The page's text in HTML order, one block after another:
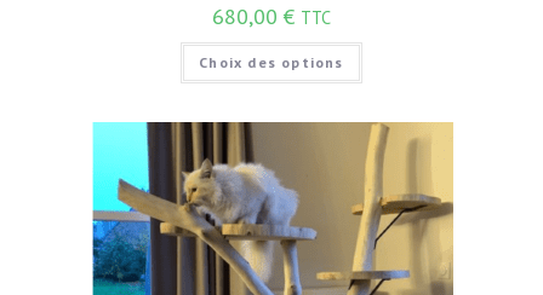
680,00 € TTC
Choix des options